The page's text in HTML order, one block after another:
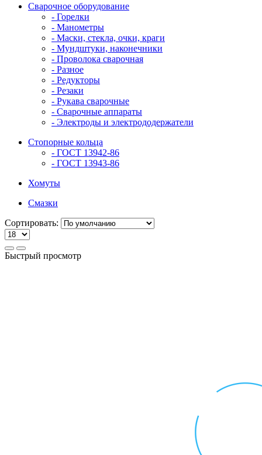
Сварочное оборудование
- Горелки
- Манометры
- Маски, стекла, очки, краги
- Мундштуки, наконечники
- Проволока сварочная
- Разное
- Редукторы
- Резаки
- Рукава сварочные
- Сварочные аппараты
- Электроды и электрододержатели
Стопорные кольца
- ГОСТ 13942-86
- ГОСТ 13943-86
Хомуты
Смазки
Сортировать:
Быстрый просмотр